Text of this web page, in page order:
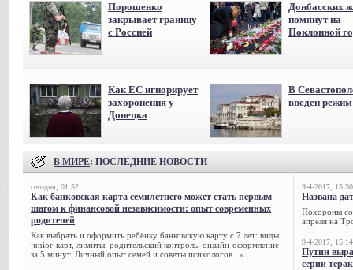
Порошенко
закрывает границу
с Россией
Донбасских
помянут на
Поклонной
Как ЕС игнорирует
захоронения у
Донецка
В
введен
В МИРЕ: ПОСЛЕДНИЕ НОВОСТИ
сегодня, 01:52
Как банковская карта семилетнего может стать первым
шагом к финансовой независимости: опыт современных
родителей
Как выбрать и оформить ребёнку банковскую карту с 7 лет: виды
junior-карт, лимиты, родительский контроль, онлайн-оформление
за 5 минут. Личный опыт семей и советы психологов...»
9-4-2017, 15:30
Названа
Похороны
апреля на
9-4-2017, 15:14
Путин
серии